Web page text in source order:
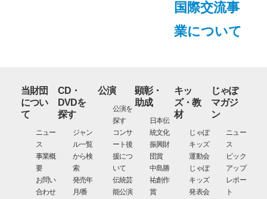
国際交流事
業について
当財団
につい
て
ニュー
ス
事業概
要
お問い
合わせ
CD・
DVDを
探す
ジャン
ル一覧
から検
索
発売年
月/番
公演
公演を
探す
コンサ
ート後
援につ
いて
伝統芸
能公演
顕彰・
助成
日本伝
統文化
振興財
団賞
中島勝
祐創作
賞
キッ
ズ・教
材
じゃぽ
キッズ
運動会
じゃぽ
キッズ
発表会
じゃぽ
マガジ
ン
ニュー
ス
ピック
アップ
レポー
ト